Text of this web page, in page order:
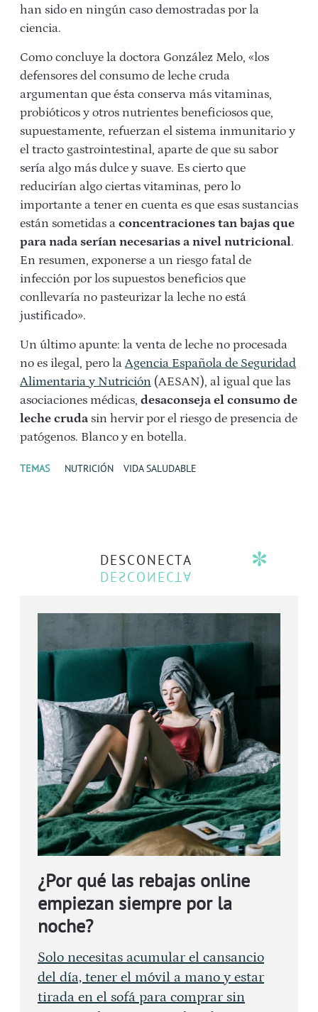
han sido en ningún caso demostradas por la
ciencia.
Como concluye la doctora González Melo, «los
defensores del consumo de leche cruda
argumentan que ésta conserva más vitaminas,
probióticos y otros nutrientes beneficiosos que,
supuestamente, refuerzan el sistema inmunitario y
el tracto gastrointestinal, aparte de que su sabor
sería algo más dulce y suave. Es cierto que
reducirían algo ciertas vitaminas, pero lo
importante a tener en cuenta es que esas sustancias
están sometidas a concentraciones tan bajas que
para nada serían necesarias a nivel nutricional.
En resumen, exponerse a un riesgo fatal de
infección por los supuestos beneficios que
conllevaría no pasteurizar la leche no está
justificado».
Un último apunte: la venta de leche no procesada
no es ilegal, pero la Agencia Española de Seguridad
Alimentaria y Nutrición (AESAN), al igual que las
asociaciones médicas, desaconseja el consumo de
leche cruda sin hervir por el riesgo de presencia de
patógenos. Blanco y en botella.
TEMAS NUTRICIÓN VIDA SALUDABLE
DESCONECTA
¿Por qué las rebajas online
empiezan siempre por la
noche?
Solo necesitas acumular el cansancio
del día, tener el móvil a mano y estar
tirada en el sofá para comprar sin